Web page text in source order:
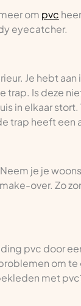
om pvc
eyecatcher.
Je hebt
trap. Is deze
in elkaar
trap heeft
je je
over. Zo
pvc door
om te
met